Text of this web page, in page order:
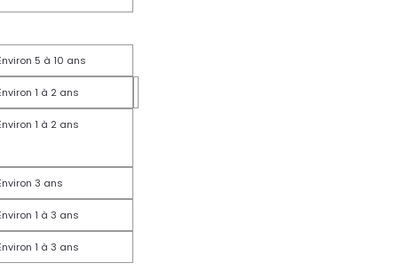
5 à 10 ans
1 à 2 ans
1 à 2 ans
3 ans
1 à 3 ans
1 à 3 ans